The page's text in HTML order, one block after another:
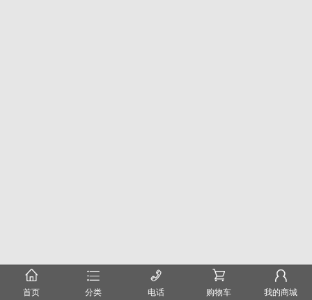
󰂠
首页
󰂦
分类
󰄫
电话
󰂟
购物车
󰂢
我的商城